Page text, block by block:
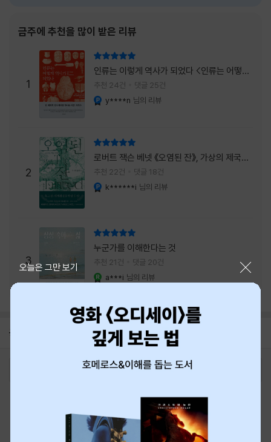
선명하게 그려졌고, 한 편이 끝날 때마다 질문
이 뒤따라왔다. 감출 수 없는 세계는 더 다정할
까 「등껍질」의 세계에서 사람들은 저마다 다른
등껍질을 달고 살아간다. 몸의 일부이면서 한
사람을 표현하는 수단
금주에 추천을 많이 받은 리뷰
1
인류는 이렇게 역사가 되었다 <인류는 어떻게
역사가 되었나>
추천 24건 댓글 25건
y****n 님의 리뷰
2
로버트 잭슨 베넷 《오염된 잔》, 가상의 제국이
주는 실감과 미스터리 사건의 치밀함이 이루어
내는 최상의 시너지...
추천 22건 댓글 18건
k******i 님의 리뷰
3
누군가를 이해한다는 것
추천 21건 댓글 20건
a***i 님의 리뷰
공지 8월 신용카드 무이자할부 안내
오늘은 그만 보기
최근 본 상품
티켓 1544-6399
중고샵 1566-4295
eBook 1:1문의/채팅상담
예스이십사(주) 사업자 정보